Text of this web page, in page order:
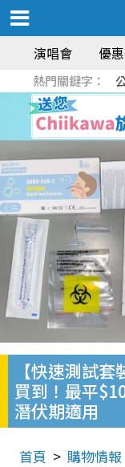
演唱會 優
熱門關鍵字：
【快速測試
買到！最平
潛伏期適用
首頁 購物情報